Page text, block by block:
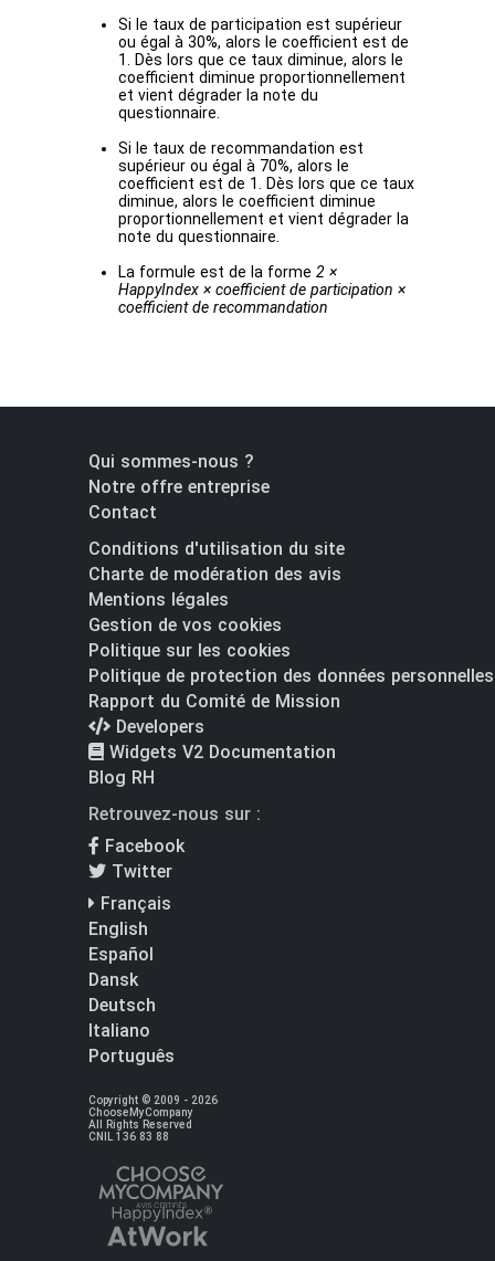
Si le taux de participation est supérieur
ou égal à 30%, alors le coefficient est de
1. Dès lors que ce taux diminue, alors le
coefficient diminue proportionnellement
et vient dégrader la note du
questionnaire.
Si le taux de recommandation est
supérieur ou égal à 70%, alors le
coefficient est de 1. Dès lors que ce taux
diminue, alors le coefficient diminue
proportionnellement et vient dégrader la
note du questionnaire.
La formule est de la forme2 ×
HappyIndex × coefficient de participation ×
coefficient de recommandation
Qui sommes-nous ?
Notre offre entreprise
Contact
Conditions d'utilisation du site
Charte de modération des avis
Mentions légales
Gestion de vos cookies
Politique sur les cookies
Politique de protection des données personnelles
Rapport du Comité de Mission
Developers
Widgets V2 Documentation
Blog RH
Retrouvez-nous sur :
Facebook
Twitter
Français
English
Español
Dansk
Deutsch
Italiano
Português
Copyright © 2009 - 2026
ChooseMyCompany
All Rights Reserved
CNIL 136 83 88